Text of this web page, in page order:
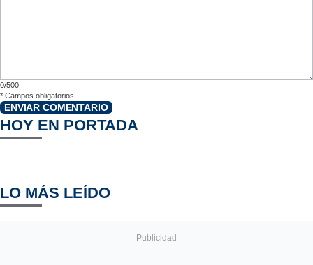
0/500
* Campos obligatorios
ENVIAR COMENTARIO
HOY EN PORTADA
LO MÁS LEÍDO